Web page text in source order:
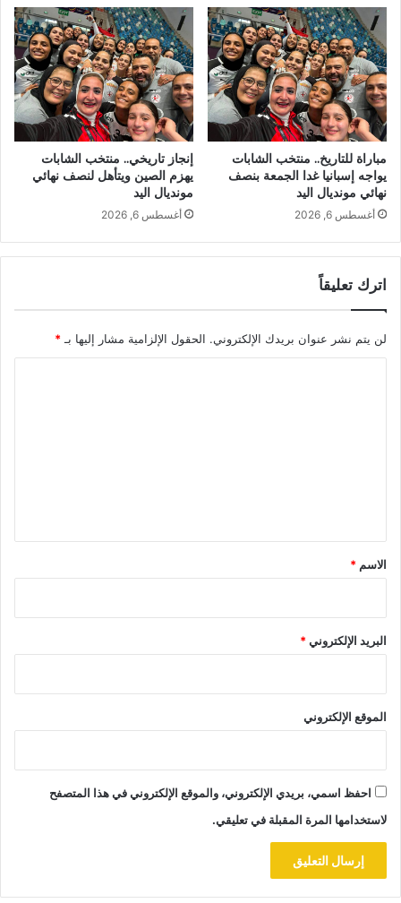
مباراة للتاريخ.. منتخب الشابات
يواجه إسبانيا غدا الجمعة بنصف
نهائي مونديال اليد
أغسطس 6, 2026
إنجاز تاريخي.. منتخب الشابات
يهزم الصين ويتأهل لنصف نهائي
مونديال اليد
أغسطس 6, 2026
اترك تعليقاً
لن يتم نشر عنوان بريدك الإلكتروني. الحقول الإلزامية مشار إليها بـ *
*
الاسم *
البريد الإلكتروني*
الموقع الإلكتروني
احفظ اسمي، بريدي الإلكتروني، والموقع الإلكتروني في هذا المتصفح
لاستخدامها المرة المقبلة في تعليقي.